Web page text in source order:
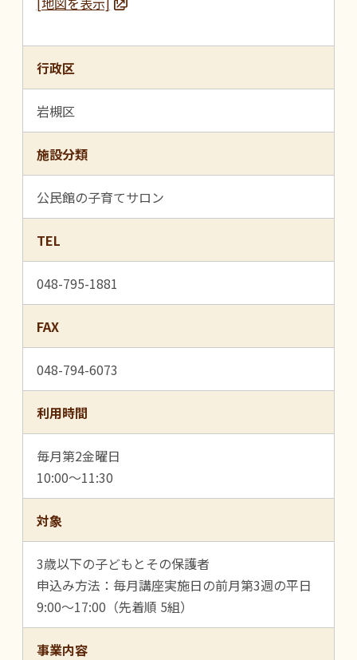
行政区
岩槻区
施設分類
公民館の子育てサロン
TEL
048-795-1881
FAX
048-794-6073
利用時間
毎月第2金曜日
10:00～11:30
対象
3歳以下の子どもとその保護者
申込み方法：毎月講座実施日の前月第3週の平日
9:00～17:00（先着順 5組）
事業内容